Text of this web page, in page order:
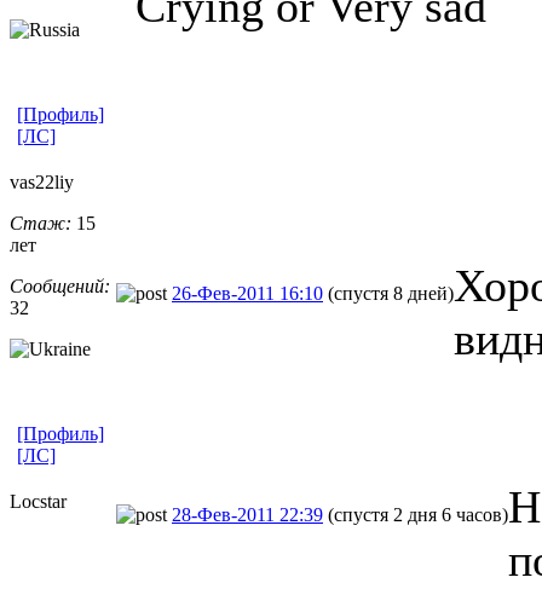
[Профиль]
[ЛС]
vas22liy
Стаж: 15
лет
Сообщений:
32
26-Фев-2011 16:10 (спустя 8 дней)
[Профиль]
[ЛС]
Locstar
28-Фев-2011 22:39 (спустя 2 дня 6 часов)